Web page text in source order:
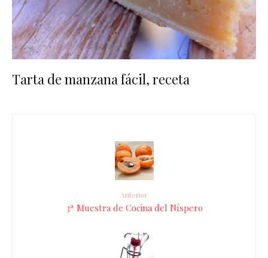
Tarta de manzana fácil, receta
Anterior
3ª Muestra de Cocina del Níspero